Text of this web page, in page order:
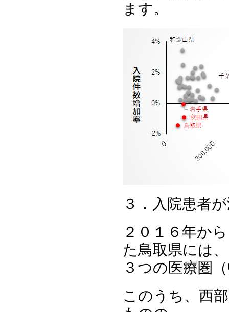
ます。
３．入院患者
２０１６年か
た鳥取県には、
３つの医療圏
このうち、西